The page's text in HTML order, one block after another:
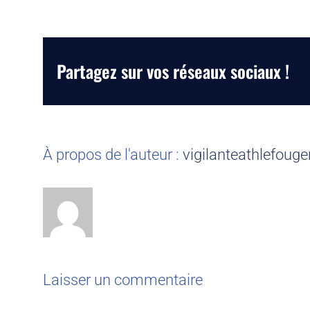
Partagez sur vos réseaux sociaux !
À propos de l'auteur :
Laisser un commentaire